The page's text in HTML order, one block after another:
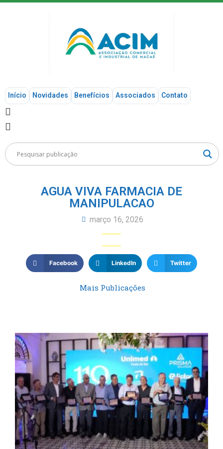
Início Novidades Benefícios Associados Contato
AGUA VIVA FARMACIA DE
MANIPULACAO
março 16, 2026
Facebook LinkedIn Twitter
Mais Publicações